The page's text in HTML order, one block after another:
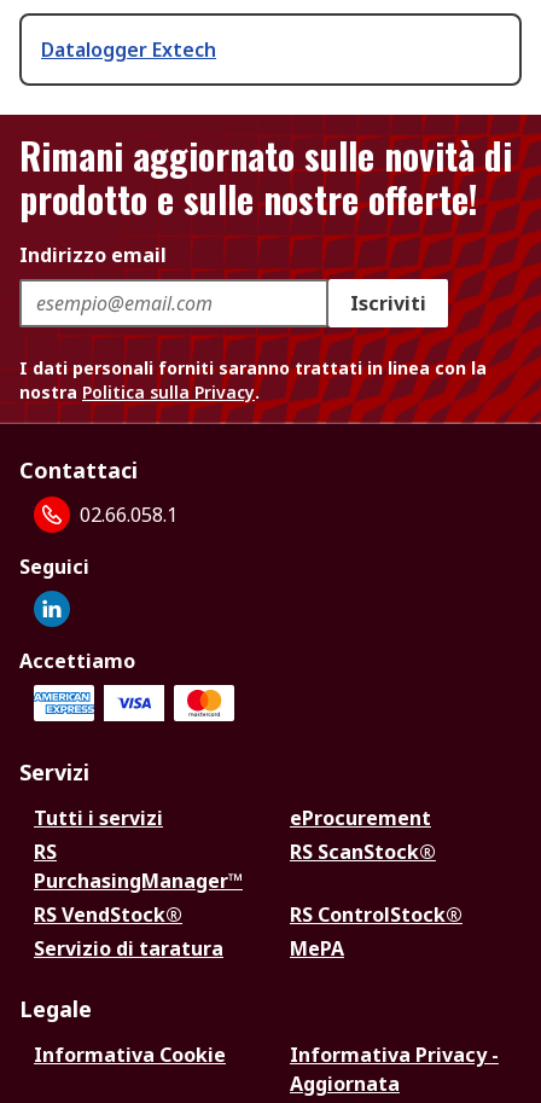
Datalogger Extech
Rimani aggiornato sulle novità di
prodotto e sulle nostre offerte!
Indirizzo email
Iscriviti
I dati personali forniti saranno trattati in linea con la
nostra Politica sulla Privacy.
Contattaci
02.66.058.1
Seguici
Accettiamo
Servizi
Tutti i servizi
eProcurement
RS
PurchasingManager™
RS ScanStock®
RS VendStock®
RS ControlStock®
Servizio di taratura
MePA
Legale
Informativa Cookie
Informativa Privacy -
Aggiornata